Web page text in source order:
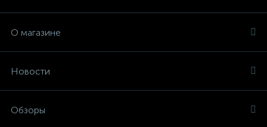
О магазине
Новости
Обзоры